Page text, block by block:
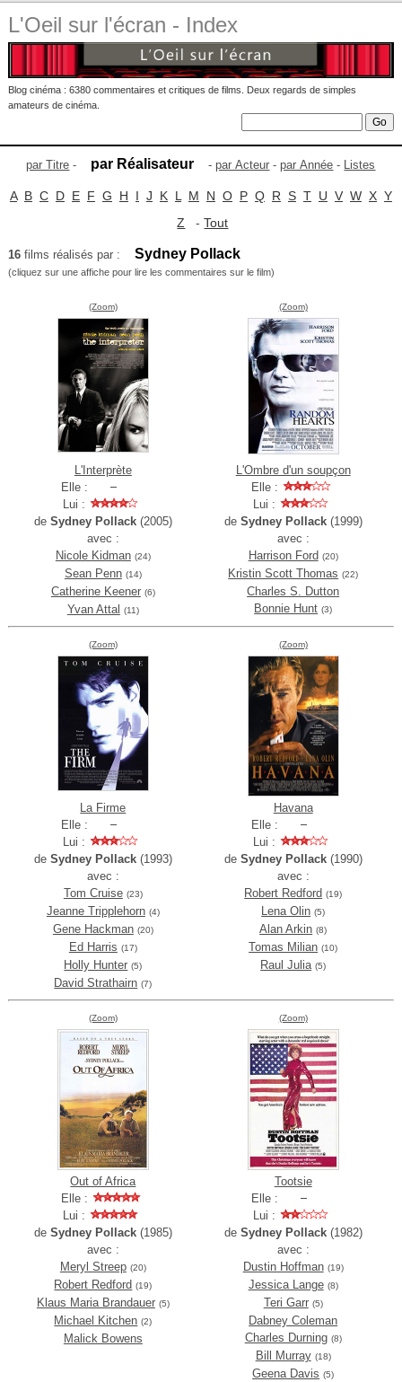
L'Oeil sur l'écran - Index
Blog cinéma : 6380 commentaires et critiques de films. Deux regards de simples
amateurs de cinéma.
par Titre - par Réalisateur -par Acteur -par Année - Listes
A B C D E F G H I J K L M N O P Q R S T U V W X Y
Z -Tout
16films réalisés par : Sydney Pollack
(cliquez sur une affiche pour lire les commentaires sur le film)
(Zoom)
L'Interprète
Elle :
Lui :
de Sydney Pollack(2005)
avec :
Nicole Kidman (24)
Sean Penn (14)
Catherine Keener (6)
Yvan Attal (11)
(Zoom)
L'Ombre d'un soupçon
Elle :
Lui :
de Sydney Pollack(1999)
avec :
Harrison Ford (20)
Kristin Scott Thomas (22)
Charles S. Dutton
Bonnie Hunt (3)
(Zoom)
La Firme
Elle :
Lui :
de Sydney Pollack(1993)
avec :
Tom Cruise (23)
Jeanne Tripplehorn (4)
Gene Hackman (20)
Ed Harris (17)
Holly Hunter (5)
David Strathairn (7)
(Zoom)
Havana
Elle :
Lui :
de Sydney Pollack(1990)
avec :
Robert Redford (19)
Lena Olin (5)
Alan Arkin (8)
Tomas Milian (10)
Raul Julia (5)
(Zoom)
Out of Africa
Elle :
Lui :
de Sydney Pollack(1985)
avec :
Meryl Streep (20)
Robert Redford (19)
Klaus Maria Brandauer (5)
Michael Kitchen (2)
Malick Bowens
(Zoom)
Tootsie
Elle :
Lui :
de Sydney Pollack(1982)
avec :
Dustin Hoffman (19)
Jessica Lange (8)
Teri Garr (5)
Dabney Coleman
Charles Durning (8)
Bill Murray (18)
Geena Davis (5)